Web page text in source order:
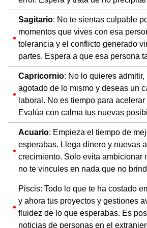
Sagitario: No te sientas culpable
momentos que vives con esa
tolerancia y el conflicto generado
partes. Espera a que esa persona
Capricornio: No lo quieres
agotado de lo mismo y deseas un
laboral. No es tiempo para
Evalúa con calma tus nuevas
Acuario: Empieza el tiempo de
esperabas. Llega dinero y nuevas
crecimiento. Solo evita ambicionar
no te vincules en nada que no
Piscis: Todo lo que te ha costado
y ahora tus proyectos y gestiones
fluidez de lo que esperabas. Es
noticias de personas en el